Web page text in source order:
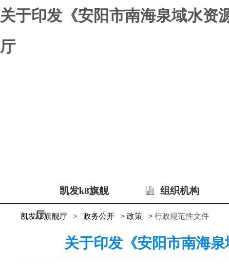
关于印发《安阳市南海泉域水资
厅
凯发k8旗舰
厅
组织机构
凯发k8旗舰厅 > 政务公开 > 政策 > 行政规范性文件
关于印发《安阳市南海